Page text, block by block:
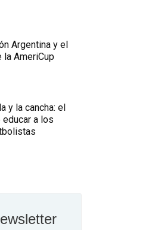
Argentina y el
la AmeriCup
y la cancha: el
a los